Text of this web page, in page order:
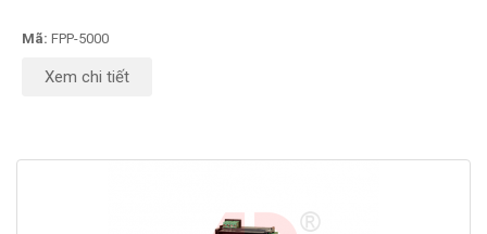
Mã: FPP-5000
Xem chi tiết